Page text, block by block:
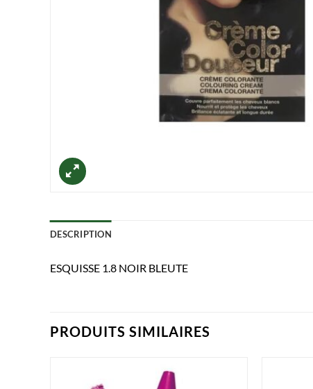
DESCRIPTION
ESQUISSE 1.8 NOIR BLEUTE
PRODUITS SIMILAIRES